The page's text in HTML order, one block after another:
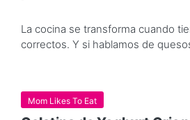
La cocina se transforma cuando
correctos. Y si hablamos de
Mom Likes To Eat